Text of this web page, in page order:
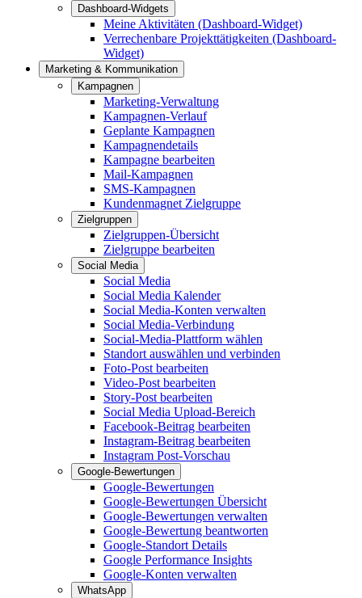
Dashboard-Widgets
Meine Aktivitäten (Dashboard-Widget)
Verrechenbare Projekttätigkeiten (Dashboard-
Widget)
Marketing & Kommunikation
Kampagnen
Marketing-Verwaltung
Kampagnen-Verlauf
Geplante Kampagnen
Kampagnendetails
Kampagne bearbeiten
Mail-Kampagnen
SMS-Kampagnen
Kundenmagnet Zielgruppe
Zielgruppen
Zielgruppen-Übersicht
Zielgruppe bearbeiten
Social Media
Social Media
Social Media Kalender
Social Media-Konten verwalten
Social Media-Verbindung
Social-Media-Plattform wählen
Standort auswählen und verbinden
Foto-Post bearbeiten
Video-Post bearbeiten
Story-Post bearbeiten
Social Media Upload-Bereich
Facebook-Beitrag bearbeiten
Instagram-Beitrag bearbeiten
Instagram Post-Vorschau
Google-Bewertungen
Google-Bewertungen
Google-Bewertungen Übersicht
Google-Bewertungen verwalten
Google-Bewertung beantworten
Google-Standort Details
Google Performance Insights
Google-Konten verwalten
WhatsApp